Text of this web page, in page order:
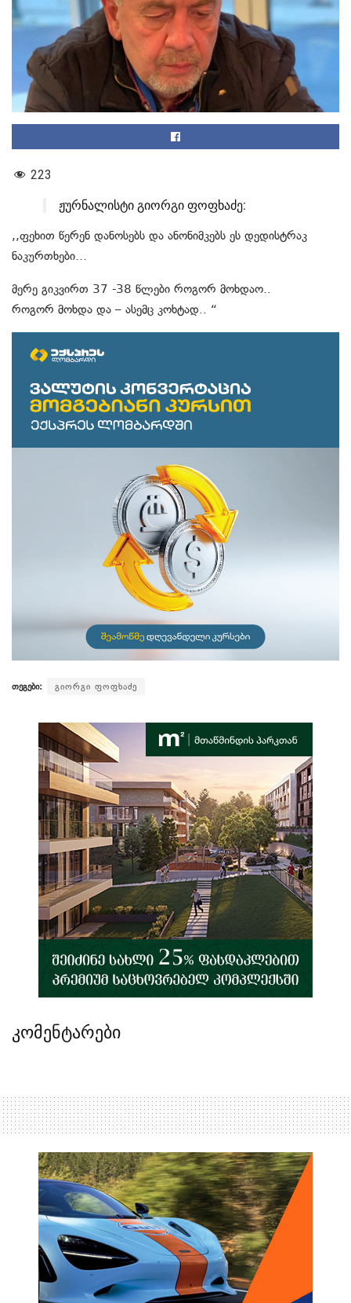
223
ჟურნალისტი გიორგი ფოფხაძე:
,,ფეხით წერენ დანოსებს და ანონიმკებს ეს დედისტრაკ
ნაკურთხები…
მერე გიკვირთ 37 -38 წლები როგორ მოხდაო..
როგორ მოხდა და – ასემც კოხტად.. “
თეგები: გიორგი ფოფხაძე
კომენტარები